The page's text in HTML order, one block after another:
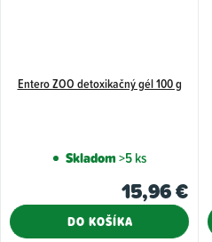
Entero ZOO detoxikačný gél 100 g
Skladom>5 ks
15,96 €
DO KOŠÍKA